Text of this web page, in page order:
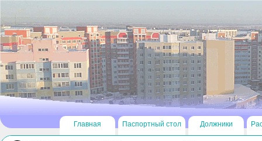
Главная Паспортный стол Должники